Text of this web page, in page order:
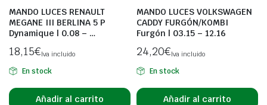
MANDO LUCES RENAULT
MEGANE III BERLINA 5 P
Dynamique | 0.08 – …
18,15€Iva incluido
En stock
Añadir al carrito
MANDO LUCES VOLKSWAGEN
CADDY FURGÓN/KOMBI
Furgón | 03.15 – 12.16
24,20€Iva incluido
En stock
Añadir al carrito